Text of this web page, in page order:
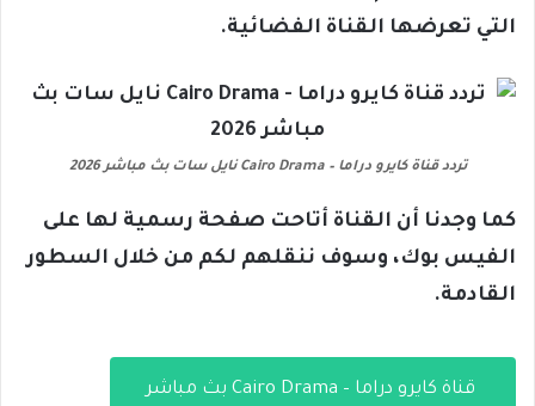
التي تعرضها القناة الفضائية.
تردد قناة كايرو دراما – Cairo Drama نايل سات بث مباشر 2026
كما وجدنا أن القناة أتاحت صفحة رسمية لها على
الفيس بوك، وسوف ننقلهم لكم من خلال السطور
القادمة.
قناة كايرو دراما – Cairo Drama بث مباشر